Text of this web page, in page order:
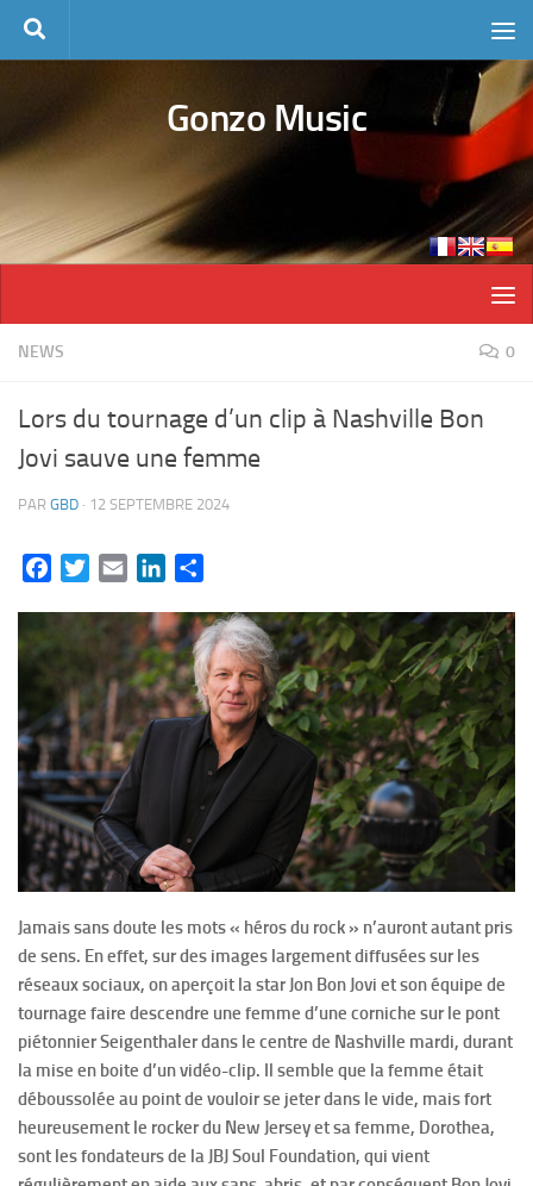
Skip to content
Gonzo Music
NEWS 0
Lors du tournage d’un clip à Nashville Bon
Jovi sauve une femme
PAR GBD · 12 SEPTEMBRE 2024
FacebookTwitterEmail LinkedIn
Jamais sans doute les mots « héros du rock » n’auront autant pris
de sens. En effet, sur des images largement diffusées sur les
réseaux sociaux, on aperçoit la star Jon Bon Jovi et son équipe de
tournage faire descendre une femme d’une corniche sur le pont
piétonnier Seigenthaler dans le centre de Nashville mardi, durant
la mise en boite d’un vidéo-clip. Il semble que la femme était
déboussolée au point de vouloir se jeter dans le vide, mais fort
heureusement le rocker du New Jersey et sa femme, Dorothea,
sont les fondateurs de la JBJ Soul Foundation, qui vient